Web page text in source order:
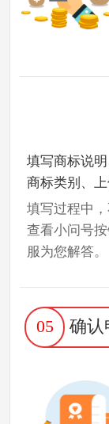
填写商标说
商标类别、上
填写过程中
查看小问号
服为您解答。
05 确认